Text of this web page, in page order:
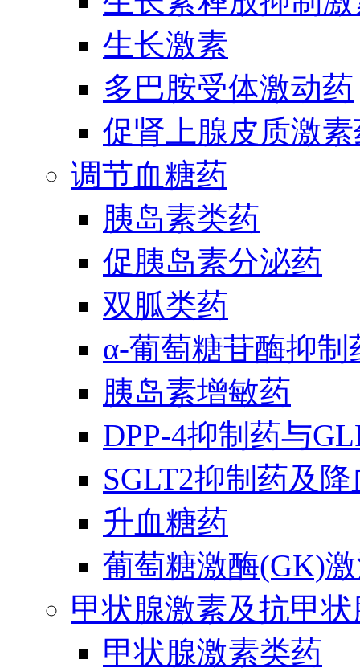
生长激素
多巴胺受体激动药
促肾上腺皮质激
调节血糖药
胰岛素类药
促胰岛素分泌药
双胍类药
α-葡萄糖苷酶抑制
胰岛素增敏药
DPP-4抑制药与
SGLT2抑制药及
升血糖药
葡萄糖激酶(GK)
甲状腺激素及抗甲
甲状腺激素类药